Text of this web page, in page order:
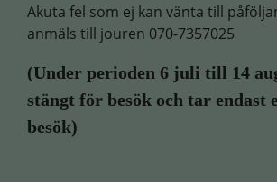
Akuta fel som ej kan vänta till
anmäls till jouren 070-7357025
(Under perioden 6 juli till 14
stängt för besök och tar endast
besök)